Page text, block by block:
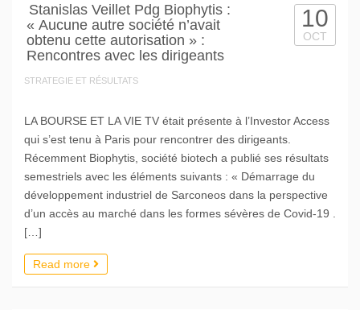
Stanislas Veillet Pdg Biophytis :
« Aucune autre société n’avait
obtenu cette autorisation » :
Rencontres avec les dirigeants
STRATEGIE ET RÉSULTATS
10
OCT
LA BOURSE ET LA VIE TV était présente à l’Investor Access
qui s’est tenu à Paris pour rencontrer des dirigeants.
Récemment Biophytis, société biotech a publié ses résultats
semestriels avec les éléments suivants : « Démarrage du
développement industriel de Sarconeos dans la perspective
d’un accès au marché dans les formes sévères de Covid-19 .
[…]
Read more